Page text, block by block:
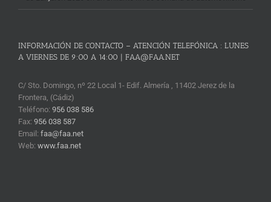
INFORMACIÓN DE CONTACTO – ATENCIÓN TELEFÓNICA : LUNES
A VIERNES DE 9:00 A 14:00 | FAA@FAA.NET
C/ Sto. Domingo, nº 22 Local 1- Edif. Almería , 11402 Jerez de la
Frontera, (Cádiz)
Teléfono: 956 038 586
Fax: 956 038 587
Email: faa@faa.net
Web: www.faa.net